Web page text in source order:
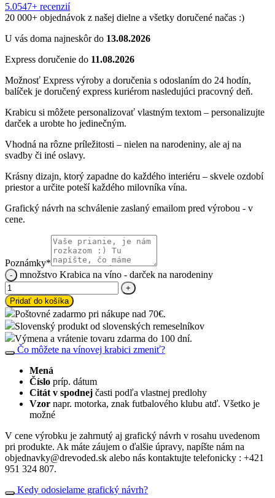
5.0547+ recenzií
20 000+ objednávok z našej dielne a všetky doručené načas :)
U vás doma najneskôr do 13.08.2026
Express doručenie do 11.08.2026
Možnosť Express výroby a doručenia s odoslaním do 24 hodín,
balíček je doručený express kuriérom nasledujúci pracovný deň.
Krabicu si môžete personalizovať vlastným textom – personalizujte
darček a urobte ho jedinečným.
Vhodná na rôzne príležitosti – nielen na narodeniny, ale aj na
svadby či iné oslavy.
Krásny dizajn, ktorý zapadne do každého interiéru – skvele ozdobí
priestor a určite poteší každého milovníka vína.
Grafický návrh na schválenie zaslaný emailom pred výrobou - v
cene.
Poznámky*
množstvo Krabica na víno - darček na narodeniny
Pridať do košíka
Poštovné zadarmo pri nákupe nad 70€.
Slovenský produkt od slovenských remeselníkov
Výmena a vrátenie tovaru zdarma do 100 dní.
Čo môžete na vínovej krabici zmeniť?
Mená
Číslo príp. dátum
Citát v spodnej časti podľa vlastnej predlohy
Vzor napr. motorka, znak futbalového klubu atď. Všetko je
možné
V cene výrobku je zahrnutý aj grafický návrh v rosahu uvedenom
pri produkte. Ak máte záujem o ďalšie úpravy, napíšte nám na
objednavky@drevoded.sk alebo nás kontaktujte telefonicky : +421
951 324 807.
Kedy odosielame grafický návrh?